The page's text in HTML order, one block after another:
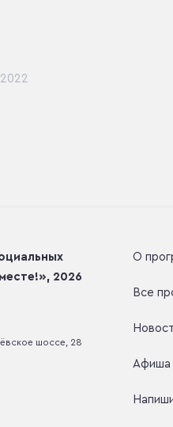
О
Все
Афиша
2026
шоссе, 28